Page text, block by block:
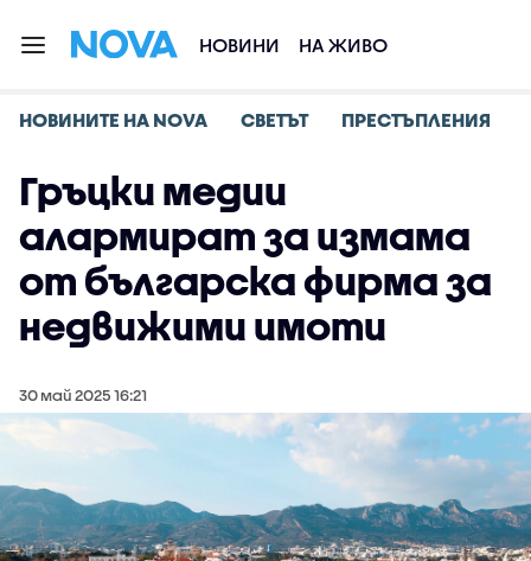
НОВИНИ НА ЖИВО
НОВИНИТЕ НА NOVA СВЕТЪТ ПРЕСТЪПЛЕНИЯ
Гръцки медии
алармират за измама
от българска фирма за
недвижими имоти
30 май 2025 16:21